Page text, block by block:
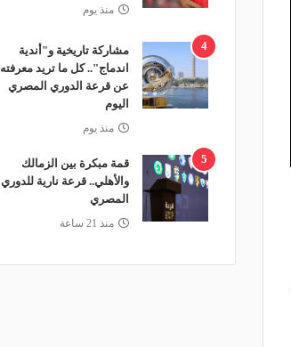
منذ يوم
4
مشاركة تاريخية و"أندية
اندماج".. كل ما تريد معرفته
عن قرعة الدوري المصري
اليوم
منذ يوم
5
قمة مبكرة بين الزمالك
والأهلي.. قرعة نارية للدوري
المصري
منذ 21 ساعة